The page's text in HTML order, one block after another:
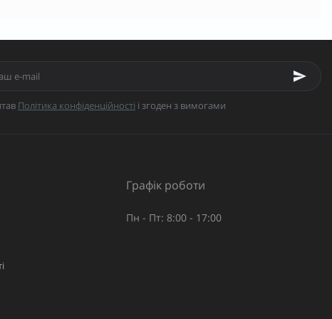
Політика конфіденційності і згоден з вимогами
Графік роботи
Пн - Пт: 8:00 - 17:00